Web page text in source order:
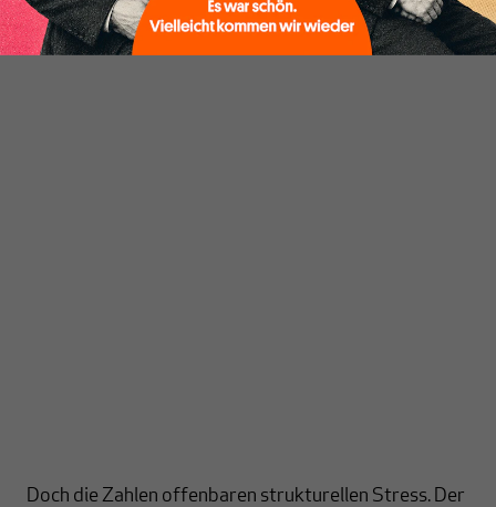
waren es 240,5 Milliarden Euro.
Doch die Zahlen offenbaren strukturellen Stress. Der